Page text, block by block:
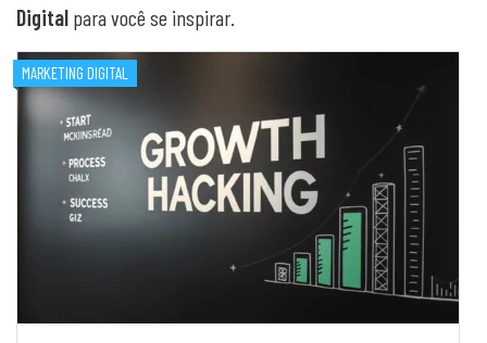
Digital para você se inspirar.
MARKETING DIGITAL